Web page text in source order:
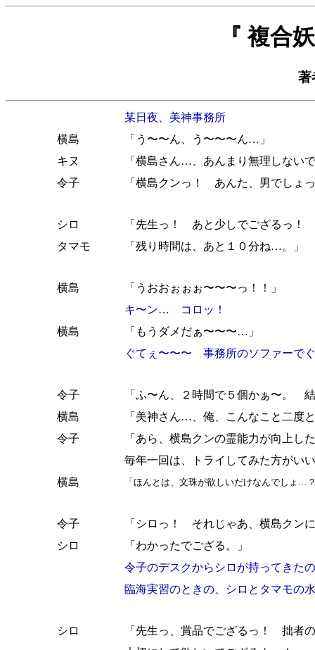
『 複合
著
某日夜、美神事務所
横島
「う〜〜ん、う〜〜〜ん…」
キヌ
「横島さん…、あんまり無理しない
令子
「横島クンっ！ あんた、男でしょ
シロ
「先生っ！ あと少しでござるっ！
タマモ
「残り時間は、あと１０分ね…。」
横島
「うおおぉぉぉ〜〜〜っ！！」
キ〜ン… コロッ！
横島
「もうダメだぁ〜〜〜…」
ぐてぇ〜〜〜 事務所のソファーで
令子
「ふ〜ん、２時間で５個かぁ〜。
横島
「美神さん…、俺、こんなこと二度
令子
「あら、横島クンの霊能力が向上し
毎年一回は、トライしてみた方がい
横島
「ほんとは、文珠が欲しいだけなんでしょ…
令子
「シロっ！ それじゃあ、横島クン
シロ
「わかったでござる。」
令子のデスクからシロが持ってきた
臨海実習のときの、シロとタマモの
シロ
「先生っ、賞品でござるっ！ 拙者